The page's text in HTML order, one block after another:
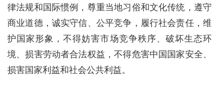
律法规和国际惯例，尊重当地习俗和文化传统，遵守
商业道德，诚实守信、公平竞争，履行社会责任，维
护国家形象，不得妨害市场竞争秩序、破坏生态环
境、损害劳动者合法权益，不得危害中国国家安全、
损害国家利益和社会公共利益。